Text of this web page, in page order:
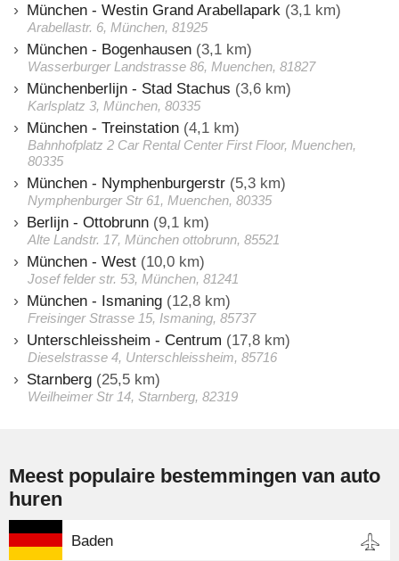
München - Westin Grand Arabellapark (3,1 km)
Arabellastr. 6, München, 81925
München - Bogenhausen (3,1 km)
Wasserburger Landstrasse 86, Muenchen, 81827
Münchenberlijn - Stad Stachus (3,6 km)
Karlsplatz 3, München, 80335
München - Treinstation (4,1 km)
Bahnhofplatz 2 Car Rental Center First Floor, Muenchen,
80335
München - Nymphenburgerstr (5,3 km)
Nymphenburger Str 61, Muenchen, 80335
Berlijn - Ottobrunn (9,1 km)
Alte Landstr. 17, München ottobrunn, 85521
München - West (10,0 km)
Josef felder str. 53, München, 81241
München - Ismaning (12,8 km)
Freisinger Strasse 15, Ismaning, 85737
Unterschleissheim - Centrum (17,8 km)
Dieselstrasse 4, Unterschleissheim, 85716
Starnberg (25,5 km)
Weilheimer Str 14, Starnberg, 82319
Meest populaire bestemmingen van auto
huren
Baden